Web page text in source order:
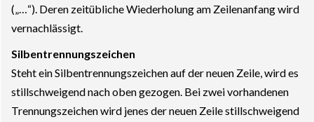
(„…“). Deren zeitübliche Wiederholung am Zeilenanfang wird
vernachlässigt.
Silbentrennungszeichen
Steht ein Silbentrennungszeichen auf der neuen Zeile, wird es
stillschweigend nach oben gezogen. Bei zwei vorhandenen
Trennungszeichen wird jenes der neuen Zeile stillschweigend